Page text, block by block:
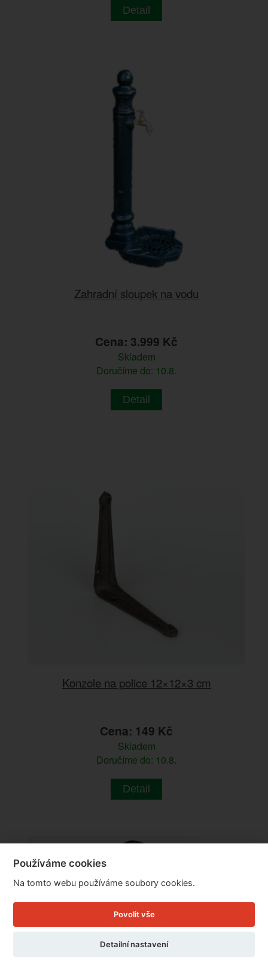
Detail
Zahradní sloupek na vodu
Cena: 3.999 Kč
Skladem
Doručíme do: 10.8.
Detail
Konzole na police 12×12×3 cm
Cena: 149 Kč
Skladem
Doručíme do: 10.8.
Detail
Používáme cookies
Na tomto webu používáme soubory cookies.
Povolit vše
Detailní nastavení